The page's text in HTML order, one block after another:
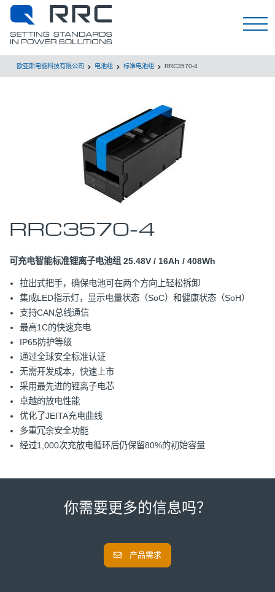
EN
欧亚斯电能科技有限公司 电池组 标准电池组 RRC3570-4
RRC3570-4
可充电智能标准锂离子电池组 25.48V / 16Ah / 408Wh
拉出式把手，确保电池可在两个方向上轻松拆卸
集成LED指示灯，显示电量状态（SoC）和健康状态（SoH）
支持CAN总线通信
最高1C的快速充电
IP65防护等级
通过全球安全标准认证
无需开发成本，快速上市
采用最先进的锂离子电芯
卓越的放电性能
优化了JEITA充电曲线
多重冗余安全功能
经过1,000次充放电循环后仍保留80%的初始容量
你需要更多的信息吗？
产品需求